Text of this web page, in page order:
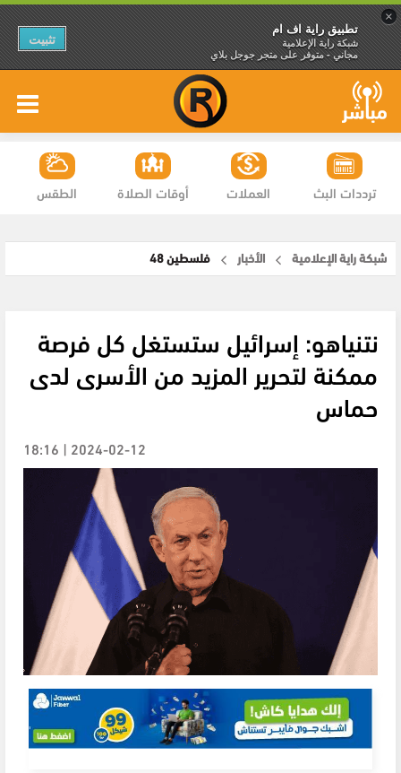
×
تطبيق راية اف ام
شبكة راية الإعلامية
مجاني - متوفر على متجر جوجل بلاي
تثبيت
الطقس أوقات الصلاة العملات ترددات البث
شبكة راية الإعلامية الأخبار فلسطين 48
نتنياهو: إسرائيل ستستغل كل فرصة
ممكنة لتحرير المزيد من الأسرى لدى
حماس
2024-02-12 | 18:16